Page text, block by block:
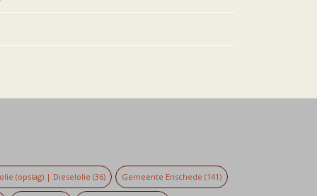
(opslag) | Dieselolie (36) Gemeente Enschede (141)